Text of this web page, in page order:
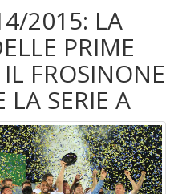
2015: LA
PRIME
FROSINONE
LA SERIE A